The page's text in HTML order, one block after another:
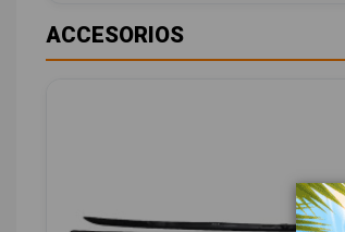
ACCESORIOS